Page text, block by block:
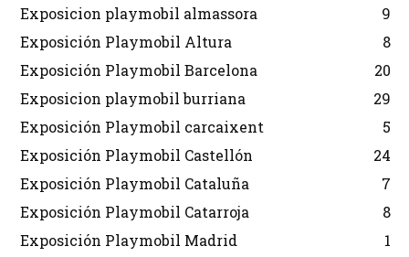
Exposicion playmobil almassora
9
Exposición Playmobil Altura
8
Exposición Playmobil Barcelona
20
Exposicion playmobil burriana
29
Exposición Playmobil carcaixent
5
Exposición Playmobil Castellón
24
Exposición Playmobil Cataluña
7
Exposición Playmobil Catarroja
8
Exposición Playmobil Madrid
1